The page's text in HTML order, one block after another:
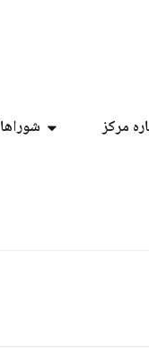
مرکز شوراها